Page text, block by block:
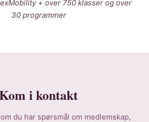
+ over 750 klasser og over
30 programmer
i kontakt
du har spørsmål om medlemskap,